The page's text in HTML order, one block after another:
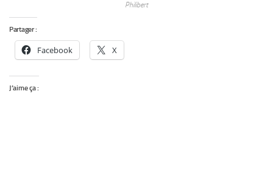
Philibert
Partager :
Facebook X
J’aime ça :